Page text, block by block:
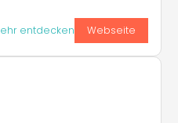
entdecken Webseite